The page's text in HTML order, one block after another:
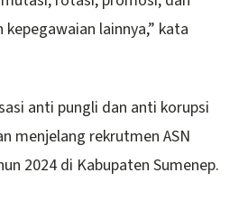
lainnya,” kata
anti pungli dan anti korupsi
menjelang rekrutmen ASN
2024 di Kabupaten Sumenep.